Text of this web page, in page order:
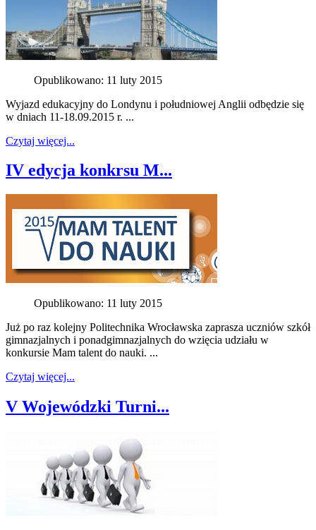
Opublikowano: 11 luty 2015
Wyjazd edukacyjny do Londynu i południowej Anglii odbędzie się
w dniach 11-18.09.2015 r. ...
Czytaj więcej...
IV edycja konkrsu M...
Opublikowano: 11 luty 2015
Już po raz kolejny Politechnika Wrocławska zaprasza uczniów szkół
gimnazjalnych i ponadgimnazjalnych do wzięcia udziału w
konkursie Mam talent do nauki. ...
Czytaj więcej...
V Wojewódzki Turni...